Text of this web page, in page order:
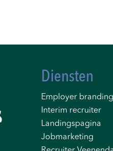
Diensten
Employer branding
Interim recruiter
Landingspagina
Jobmarketing